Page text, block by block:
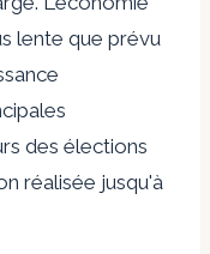
lente que prévu
des élections
réalisée jusqu'à